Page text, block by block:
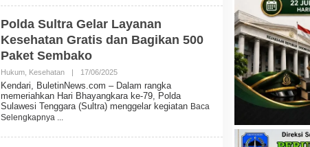
E
I
N
S
Polda Sultra Gelar Layanan
Kesehatan Gratis dan Bagikan 500
Paket Sembako
Hukum, Kesehatan | 17/06/2025O
L
E
H
B
E
Kendari, BuletinNews.com – Dalam rangka
memeriahkan Hari Bhayangkara ke-79, Polda
Sulawesi Tenggara (Sultra) menggelar kegiatan Baca
Selengkapnya